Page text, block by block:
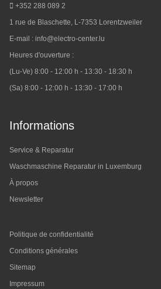
+352 288 089 2
1 rue de Blaschette, L-7353 Lorentzweiler
E-mail : info@electro-center.lu
Heures d'ouverture :
(Lu-Ve) 8:00 - 12:00 h - 13:30 - 18:30 h
(Sa) 8:00 - 12:00 h - 13:30 - 17:00 h
Informations
Service & Reparatur
Waschmaschine Reparatur in Luxemburg
À propos
Newsletter
Politique de confidentialité
Conditions générales
Sitemap
Impressum